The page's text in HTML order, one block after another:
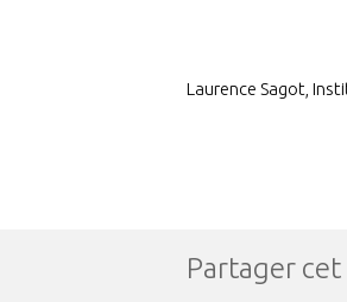
Laurence Sagot,
Partager